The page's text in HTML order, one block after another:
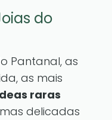
do
Pantanal, as
as mais
raras
delicadas